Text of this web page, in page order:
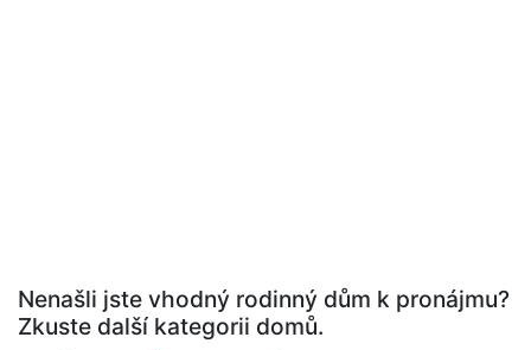
Nenašli jste vhodný rodinný dům k pronájmu?
Zkuste další kategorii domů.